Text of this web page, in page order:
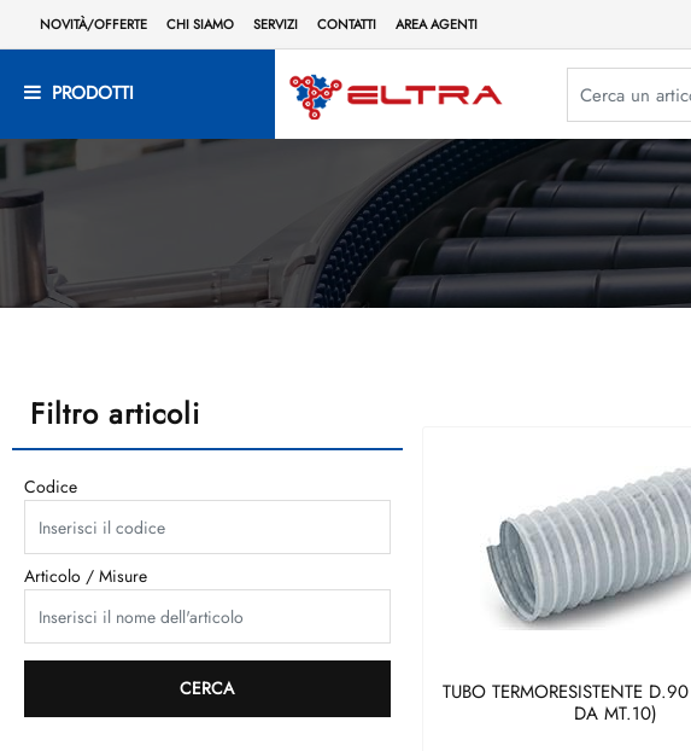
NOVITÀ/OFFERTE CHI SIAMO SERVIZI CONTATTI AREA AGENTI
PRODOTTI
Filtro articoli
Codice
Articolo / Misure
TUBO TERMORESISTENTE
DA MT.10)